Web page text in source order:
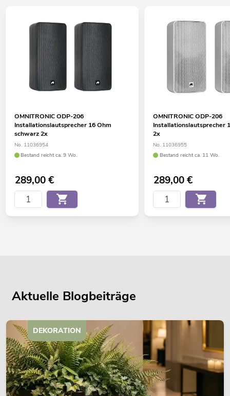
OMNITRONIC ODP-206
Installationslautsprecher 16 Ohm
schwarz 2x
No. 11036954
Bestand reicht ca. 9 Wo.
289,00€
OMNITRONIC ODP-206
Installationslautsprecher
2x
No. 11036955
Bestand reicht ca. 11 Wo.
289,00€
Aktuelle Blogbeiträge
DEKORATION